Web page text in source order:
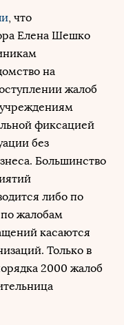
, что
Елена Шешко
на
жалоб
фиксацией
без
Большинство
либо по
жалобам
касаются
Только в
2000 жалоб